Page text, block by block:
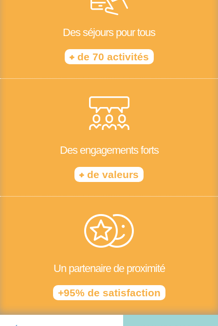
Des séjours pour tous
+de 70 activités
Des engagements forts
+ de valeurs
Un partenaire de proximité
+95% de satisfaction